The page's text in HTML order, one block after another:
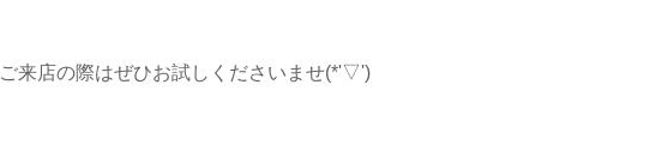
ご来店の際はぜひお試しくださいませ(*'▽')